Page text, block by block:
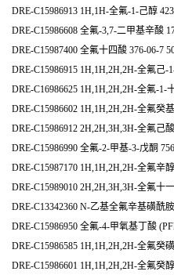
DRE-C15986913 1H,1H-全氟-1-己醇
DRE-C15986608 全氟-3,7-二甲基辛酸
DRE-C15987400 全氟十四酸 376-06-7
DRE-C15986915 1H,1H,2H,2H-全氟己-
DRE-C16986625 1H,1H,2H,2H-全氟-1-
DRE-C15986602 1H,1H,2H,2H-全氟癸
DRE-C15986912 2H,2H,3H,3H-全氟己
DRE-C15986990 全氟-2-甲基-3-戊酮
DRE-C15987170 1H,1H,2H,2H-全氟辛
DRE-C15989010 2H,2H,3H,3H-全氟十
DRE-C13342360 N-乙基全氟辛基磺酰
DRE-C15986950 全氟-4-甲氧基丁酸
DRE-C15986585 1H,1H,2H,2H-全氟癸
DRE-C15986601 1H,1H,2H,2H-全氟癸